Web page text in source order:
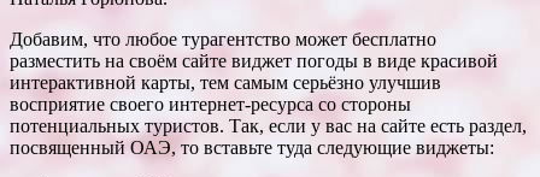
Добавим, что любое турагентство может бесплатно
разместить на своём сайте виджет погоды в виде красивой
интерактивной карты, тем самым серьёзно улучшив
восприятие своего интернет-ресурса со стороны
потенциальных туристов. Так, если у вас на сайте есть раздел,
посвященный ОАЭ, то вставьте туда следующие виджеты: